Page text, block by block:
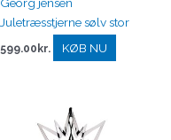
Juletræsstjerne sølv stor
599.00 kr. KØB NU